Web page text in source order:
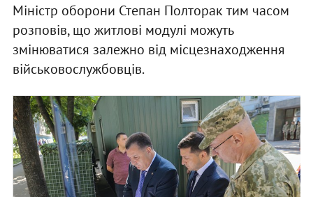
Міністр оборони Степан Полторак тим часом
розповів, що житлові модулі можуть
змінюватися залежно від місцезнаходження
військовослужбовців.